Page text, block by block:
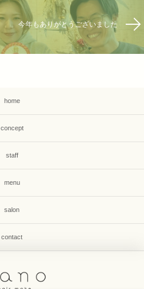
今年もありがとうございました
home
concept
staff
menu
salon
contact